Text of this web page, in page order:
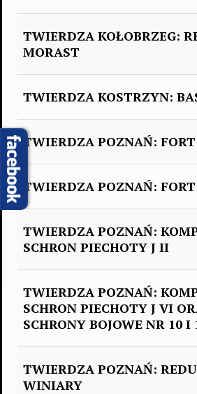
TWIERDZA KOŁOBRZEG:
MORAST
TWIERDZA KOSTRZYN:
TWIERDZA POZNAŃ:
TWIERDZA POZNAŃ:
TWIERDZA POZNAŃ:
SCHRON PIECHOTY J II
TWIERDZA POZNAŃ:
SCHRON PIECHOTY J VI
SCHRONY BOJOWE NR 10 I
TWIERDZA POZNAŃ:
WINIARY